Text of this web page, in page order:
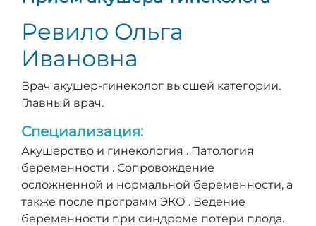
Ревило Ольга
Ивановна
Врач акушер-гинеколог высшей категории.
Главный врач.
Специализация:
Акушерство и гинекология . Патология
беременности . Сопровождение
осложненной и нормальной беременности, а
также после программ ЭКО . Ведение
беременности при синдроме потери плода.